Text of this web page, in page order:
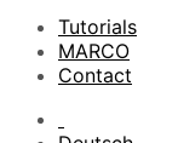
Tutorials
MARCO
Contact